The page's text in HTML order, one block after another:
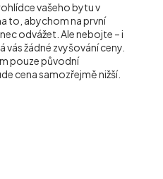
vašeho bytu v
to, abychom na první
odvážet. Ale nebojte – i
žádné zvyšování ceny.
pouze původní
cena samozřejmě nižší.